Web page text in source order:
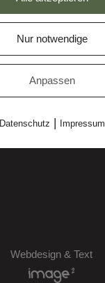
Webdesign & Text
Nur notwendige
Anpassen
Datenschutz | Impressum